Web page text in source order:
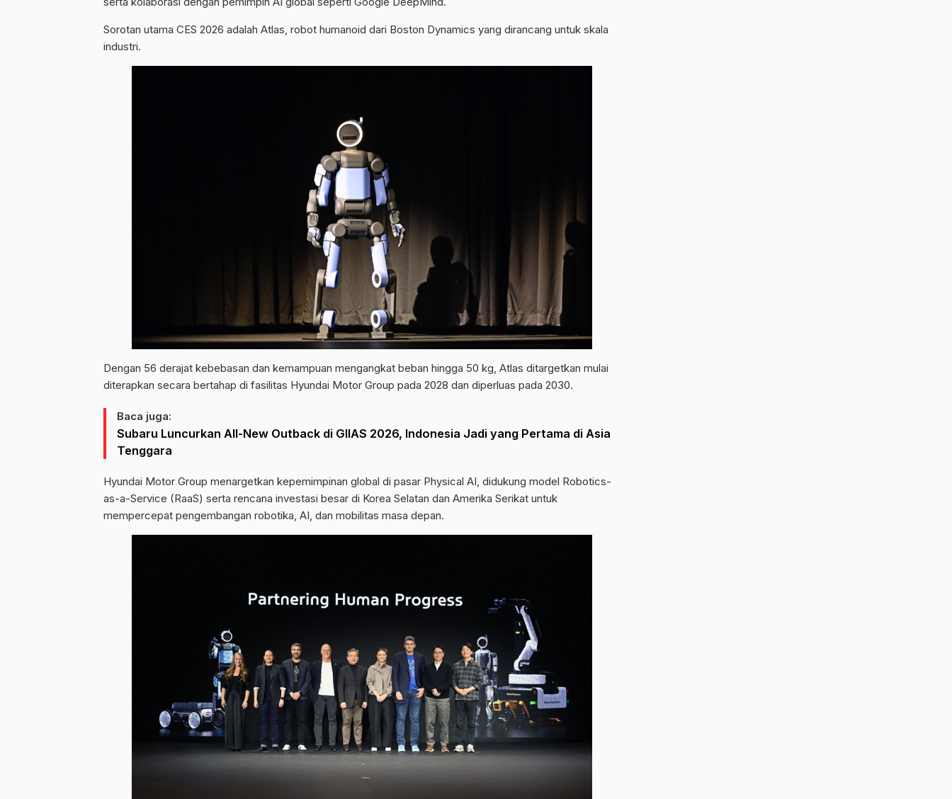
Sorotan utama CES 2026 adalah Atlas, robot humanoid dari Boston Dynamics yang dirancang untuk skala
industri.
Dengan 56 derajat kebebasan dan kemampuan mengangkat beban hingga 50 kg, Atlas ditargetkan mulai
diterapkan secara bertahap di fasilitas Hyundai Motor Group pada 2028 dan diperluas pada 2030.
Baca juga:
Subaru Luncurkan All-New Outback di GIIAS 2026, Indonesia Jadi yang Pertama di Asia
Tenggara
Hyundai Motor Group menargetkan kepemimpinan global di pasar Physical AI, didukung model Robotics-
as-a-Service (RaaS) serta rencana investasi besar di Korea Selatan dan Amerika Serikat untuk
mempercepat pengembangan robotika, AI, dan mobilitas masa depan.